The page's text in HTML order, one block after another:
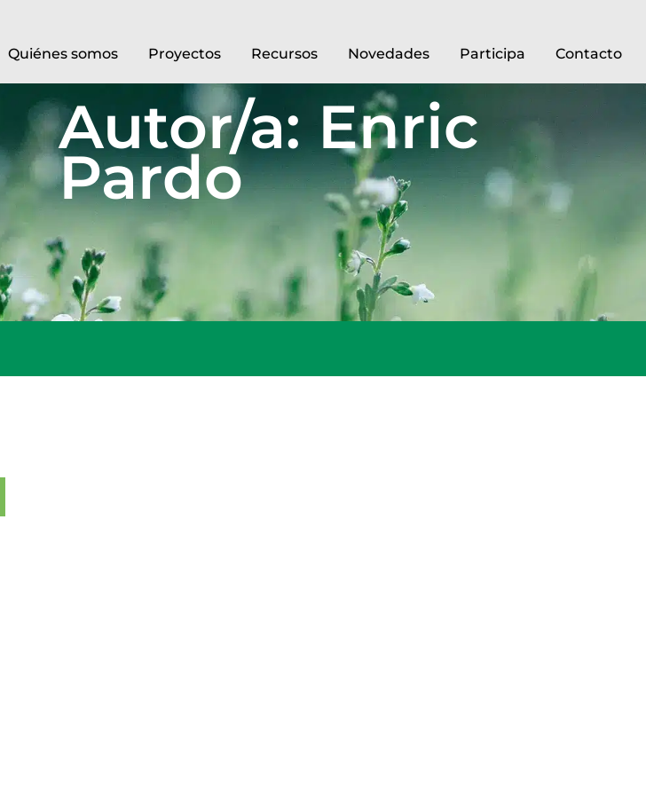
Quiénes somos Proyectos Recursos Novedades Participa Contacto
Autor/a: Enric
Pardo